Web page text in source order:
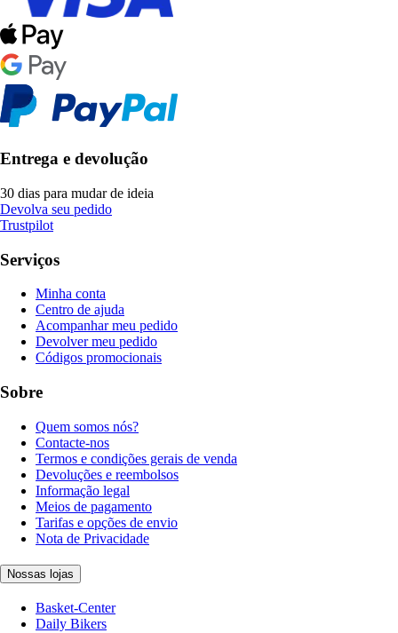
Entrega e devolução
30 dias para mudar de ideia
Devolva seu pedido
Trustpilot
Serviços
Minha conta
Centro de ajuda
Acompanhar meu pedido
Devolver meu pedido
Códigos promocionais
Sobre
Quem somos nós?
Contacte-nos
Termos e condições gerais de venda
Devoluções e reembolsos
Informação legal
Meios de pagamento
Tarifas e opções de envio
Nota de Privacidade
Nossas lojas
Basket-Center
Daily Bikers